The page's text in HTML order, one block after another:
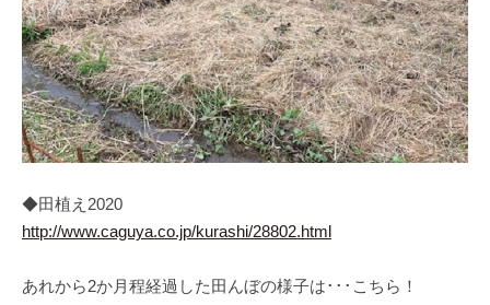
◆田植え2020
http://www.caguya.co.jp/kurashi/28802.html
あれから2か月程経過した田んぼの様子は･･･こちら！